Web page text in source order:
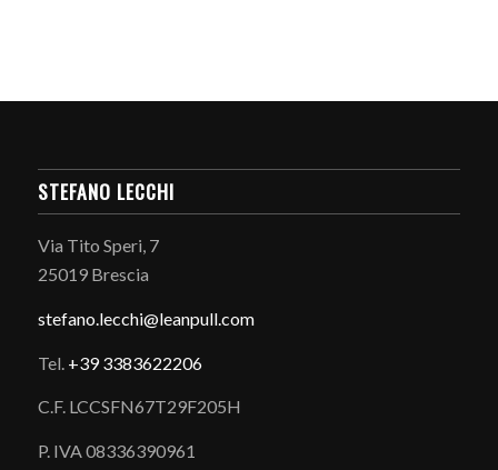
STEFANO LECCHI
Via Tito Speri, 7
25019 Brescia
stefano.lecchi@leanpull.com
Tel. +39 3383622206
C.F. LCCSFN67T29F205H
P. IVA 08336390961